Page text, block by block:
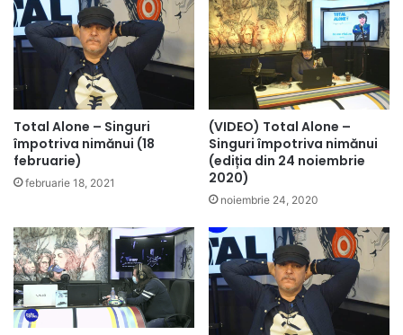
Total Alone – Singuri
împotriva nimănui (18
februarie)
februarie 18, 2021
(VIDEO) Total Alone –
Singuri împotriva nimănui
(ediția din 24 noiembrie
2020)
noiembrie 24, 2020